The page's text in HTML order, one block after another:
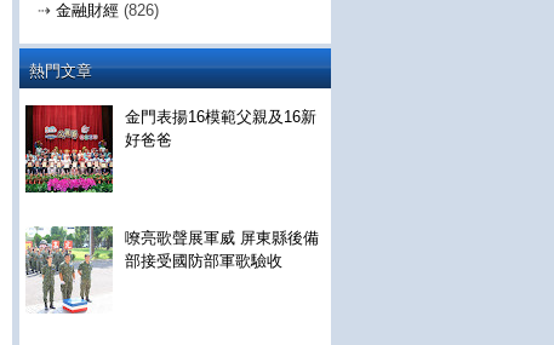
⇢ 金融財經 (826)
熱門文章
金門表揚16模範父親及16新
好爸爸
嘹亮歌聲展軍威 屏東縣後備
部接受國防部軍歌驗收